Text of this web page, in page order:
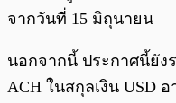
จากวันที่ 15 มิถุนายน
นอกจากนี้ ประกาศนี้ยัง
ACH ในสกุลเงิน USD